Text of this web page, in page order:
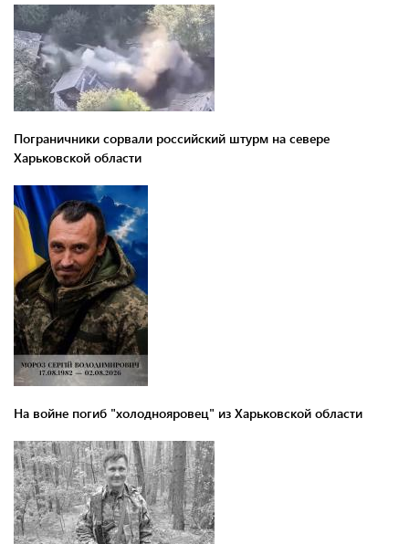
Пограничники сорвали российский штурм на севере
Харьковской области
На войне погиб "холоднояровец" из Харьковской области